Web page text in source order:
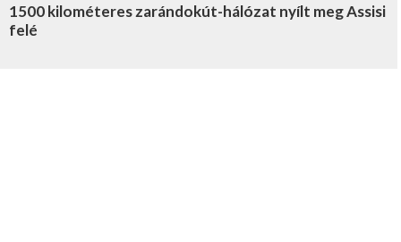
1500 kilométeres zarándokút-hálózat nyílt meg Assisi
felé